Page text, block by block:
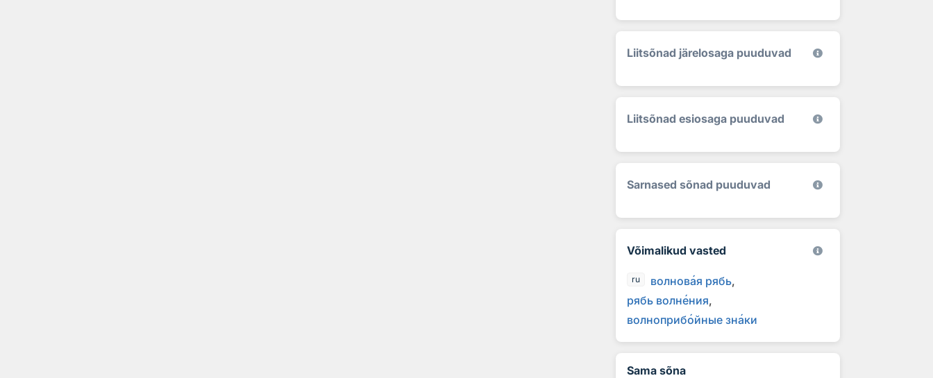
Liitsõnad järelosaga puuduvad
Liitsõnad esiosaga puuduvad
Sarnased sõnad puuduvad
Võimalikud vasted
ru волновая рябь
рябь волнения
волноприбойные знаки
Sama sõna